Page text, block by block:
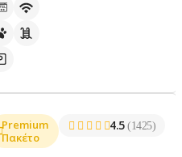
Premium
Πακέτο
4.5(1425)